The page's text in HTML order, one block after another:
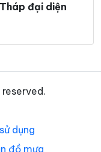
Hòa
Thịnh
Cơ
đại diện
dụng
đồ mưa